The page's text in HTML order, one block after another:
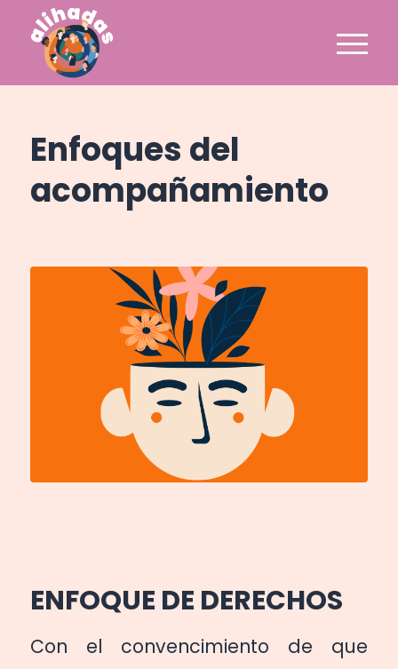
Enfoques del
acompañamiento
ENFOQUE DE DERECHOS
Con el convencimiento de que